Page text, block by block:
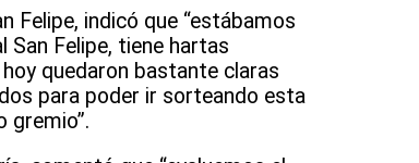
Felipe, indicó que “estábamos
San Felipe, tiene hartas
quedaron bastante claras
para poder ir sorteando esta
gremio”.